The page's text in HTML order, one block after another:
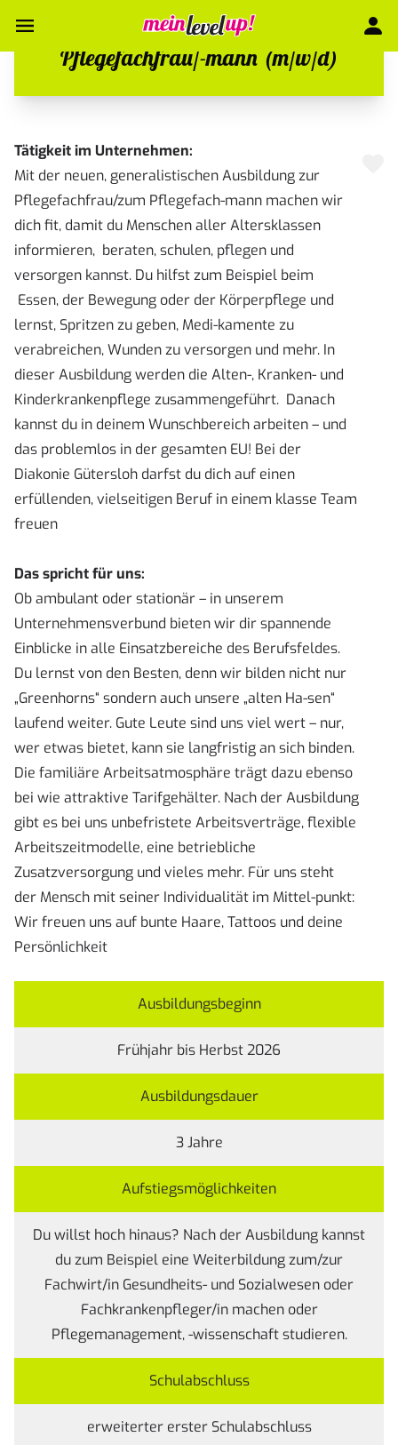
Pflegefachfrau/-mann (m/w/d)
Tätigkeit im Unternehmen:
Mit der neuen, generalistischen Ausbildung zur
Pflegefachfrau/zum Pflegefach-mann machen wir
dich fit, damit du Menschen aller Altersklassen
informieren, beraten, schulen, pflegen und
versorgen kannst. Du hilfst zum Beispiel beim
Essen, der Bewegung oder der Körperpflege und
lernst, Spritzen zu geben, Medi-kamente zu
verabreichen, Wunden zu versorgen und mehr. In
dieser Ausbildung werden die Alten-, Kranken- und
Kinderkrankenpflege zusammengeführt. Danach
kannst du in deinem Wunschbereich arbeiten – und
das problemlos in der gesamten EU! Bei der
Diakonie Gütersloh darfst du dich auf einen
erfüllenden, vielseitigen Beruf in einem klasse Team
freuen
Das spricht für uns:
Ob ambulant oder stationär – in unserem
Unternehmensverbund bieten wir dir spannende
Einblicke in alle Einsatzbereiche des Berufsfeldes.
Du lernst von den Besten, denn wir bilden nicht nur
„Greenhorns“ sondern auch unsere „alten Ha-sen“
laufend weiter. Gute Leute sind uns viel wert – nur,
wer etwas bietet, kann sie langfristig an sich binden.
Die familiäre Arbeitsatmosphäre trägt dazu ebenso
bei wie attraktive Tarifgehälter. Nach der Ausbildung
gibt es bei uns unbefristete Arbeitsverträge, flexible
Arbeitszeitmodelle, eine betriebliche
Zusatzversorgung und vieles mehr. Für uns steht
der Mensch mit seiner Individualität im Mittel-punkt:
Wir freuen uns auf bunte Haare, Tattoos und deine
Persönlichkeit
Ausbildungsbeginn
Frühjahr bis Herbst 2026
Ausbildungsdauer
3 Jahre
Aufstiegsmöglichkeiten
Du willst hoch hinaus? Nach der Ausbildung kannst
du zum Beispiel eine Weiterbildung zum/zur
Fachwirt/in Gesundheits- und Sozialwesen oder
Fachkrankenpfleger/in machen oder
Pflegemanagement, -wissenschaft studieren.
Schulabschluss
erweiterter erster Schulabschluss